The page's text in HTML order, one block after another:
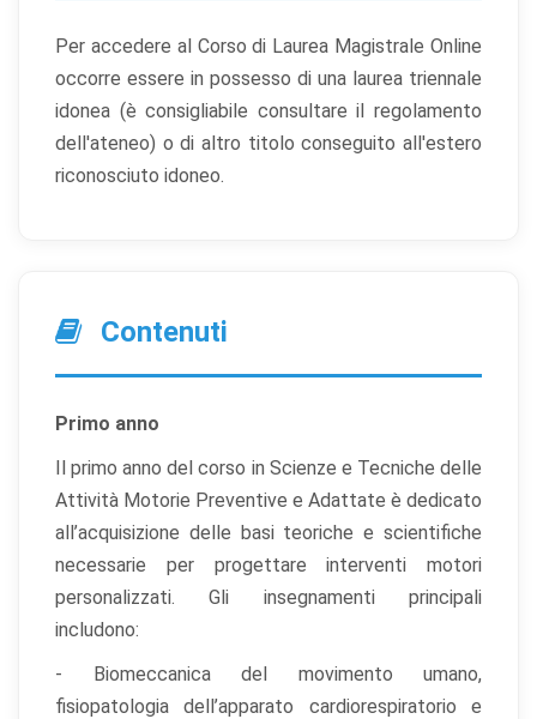
Per accedere al Corso di Laurea Magistrale Online
occorre essere in possesso di una laurea triennale
idonea (è consigliabile consultare il regolamento
dell'ateneo) o di altro titolo conseguito all'estero
riconosciuto idoneo.
Contenuti
Primo anno
Il primo anno del corso in Scienze e Tecniche delle
Attività Motorie Preventive e Adattate è dedicato
all’acquisizione delle basi teoriche e scientifiche
necessarie per progettare interventi motori
personalizzati. Gli insegnamenti principali
includono:
- Biomeccanica del movimento umano,
fisiopatologia dell’apparato cardiorespiratorio e